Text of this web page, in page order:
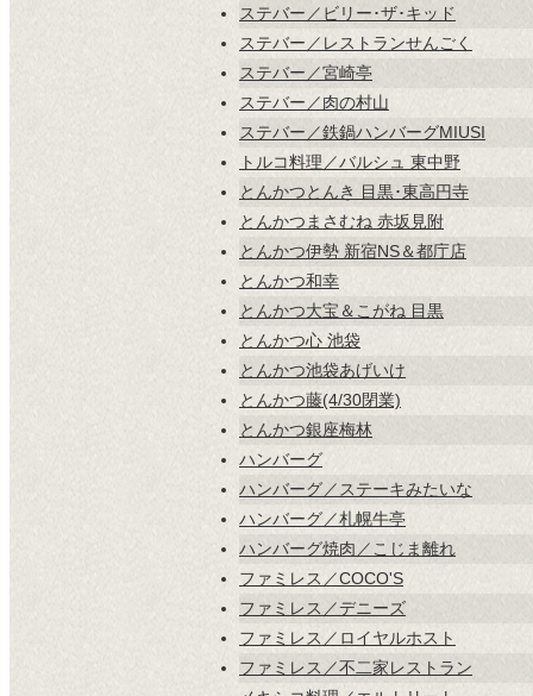
ステバー／ビリー･ザ･キッド
ステバー／レストランせんごく
ステバー／宮崎亭
ステバー／肉の村山
ステバー／鉄鍋ハンバーグMIUSI
トルコ料理／バルシュ 東中野
とんかつとんき 目黒･東高円寺
とんかつまさむね 赤坂見附
とんかつ伊勢 新宿NS＆都庁店
とんかつ和幸
とんかつ大宝＆こがね 目黒
とんかつ心 池袋
とんかつ池袋あげいけ
とんかつ藤(4/30閉業)
とんかつ銀座梅林
ハンバーグ
ハンバーグ／ステーキみたいな
ハンバーグ／札幌牛亭
ハンバーグ焼肉／こじま離れ
ファミレス／COCO'S
ファミレス／デニーズ
ファミレス／ロイヤルホスト
ファミレス／不二家レストラン